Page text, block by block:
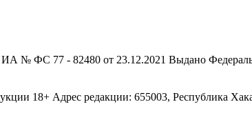
№ ФС 77 - 82480 от 23.12.2021 Выдано
18+ Адрес редакции: 655003, Республика